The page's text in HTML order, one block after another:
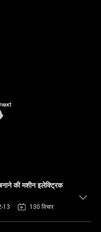
की मशीन इलेक्ट्रिक
13 130 विचार